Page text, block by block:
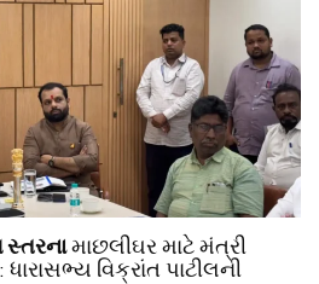
માછલીઘર માટે મંત્રી
વિક્રાંત પાટીલની